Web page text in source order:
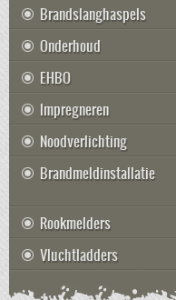
Brandslanghaspels
Onderhoud
EHBO
Impregneren
Noodverlichting
Brandmeldinstallatie
Rookmelders
Vluchtladders